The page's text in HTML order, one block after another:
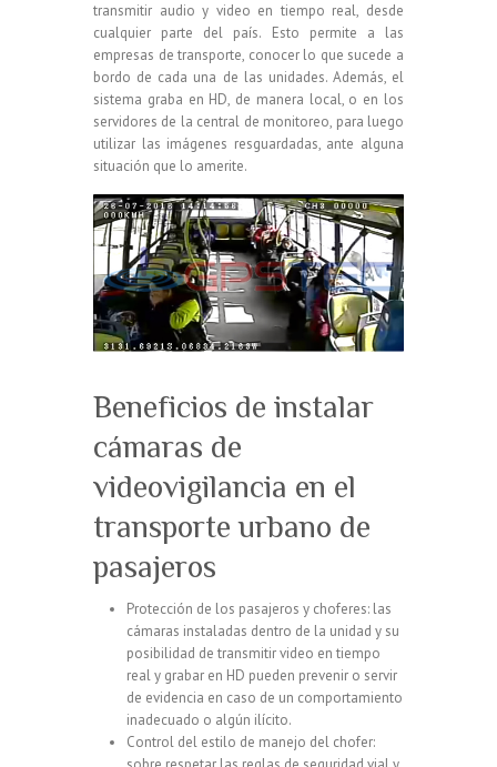
transmitir audio y video en tiempo real, desde
cualquier parte del país. Esto permite a las
empresas de transporte, conocer lo que sucede a
bordo de cada una de las unidades. Además, el
sistema graba en HD, de manera local, o en los
servidores de la central de monitoreo, para luego
utilizar las imágenes resguardadas, ante alguna
situación que lo amerite.
Beneficios de instalar
cámaras de
videovigilancia en el
transporte urbano de
pasajeros
Protección de los pasajeros y choferes: las
cámaras instaladas dentro de la unidad y su
posibilidad de transmitir video en tiempo
real y grabar en HD pueden prevenir o servir
de evidencia en caso de un comportamiento
inadecuado o algún ilícito.
Control del estilo de manejo del chofer: